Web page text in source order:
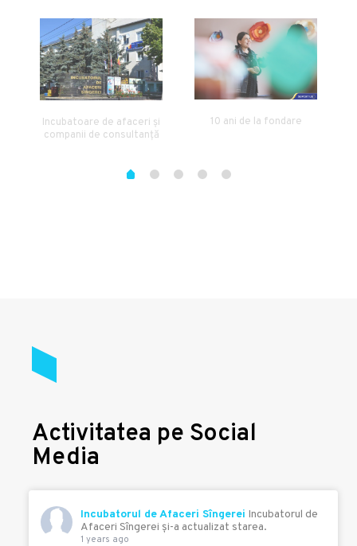
Incubatoare de afaceri și
companii de consultanță
10 ani de la fondare
Activitatea pe Social
Media
Incubatorul de Afaceri Sîngerei Incubatorul de
Afaceri Sîngerei şi-a actualizat starea.
1 years ago